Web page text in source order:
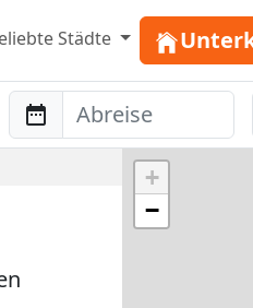
Städte
Abreise
+
−